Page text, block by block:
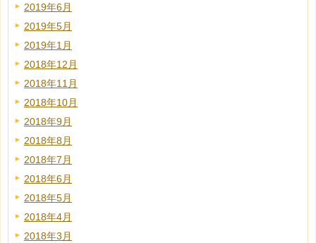
2019年6月
2019年5月
2019年1月
2018年12月
2018年11月
2018年10月
2018年9月
2018年8月
2018年7月
2018年6月
2018年5月
2018年4月
2018年3月